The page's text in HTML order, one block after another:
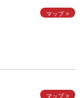
マップ >
マップ >